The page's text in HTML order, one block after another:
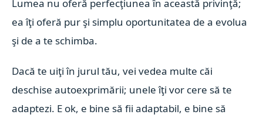
Lumea nu oferă perfecţiunea în această privinţă;
ea îţi oferă pur şi simplu oportunitatea de a evolua
şi de a te schimba.
Dacă te uiţi în jurul tău, vei vedea multe căi
deschise autoexprimării; unele îţi vor cere să te
adaptezi. E ok, e bine să fii adaptabil, e bine să